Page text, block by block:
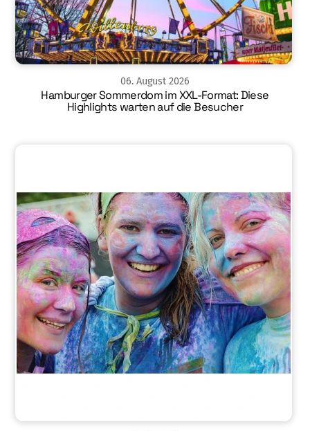
06. August 2026
Hamburger Sommerdom im XXL-Format: Diese
Highlights warten auf die Besucher